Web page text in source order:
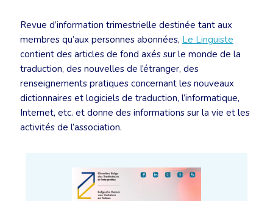
Revue d’information trimestrielle destinée tant aux
membres qu’aux personnes abonnées, Le Linguiste
contient des articles de fond axés sur le monde de la
traduction, des nouvelles de l’étranger, des
renseignements pratiques concernant les nouveaux
dictionnaires et logiciels de traduction, l’informatique,
Internet, etc. et donne des informations sur la vie et les
activités de l’association.